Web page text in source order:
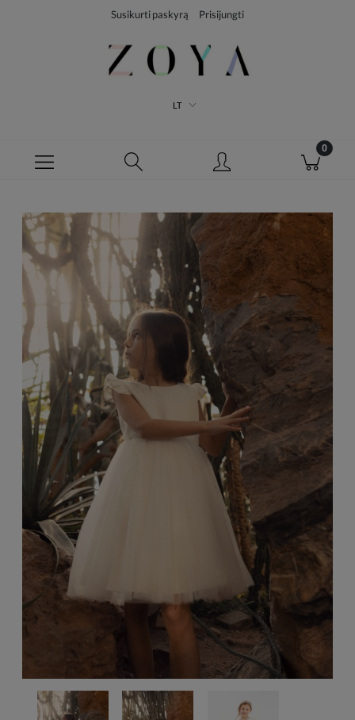
Susikurti paskyrą Prisijungti
LT